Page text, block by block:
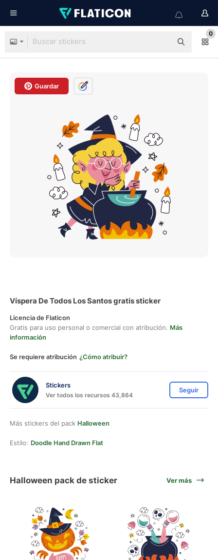
0
Guardar
Víspera De Todos Los Santos gratis sticker
Licencia de Flaticon
Gratis para uso personal o comercial con atribución. Más
información
Se requiere atribución ¿Cómo atribuir?
Stickers
Ver todos los recursos 43,864
Seguir
Más stickers del pack Halloween
Estilo: Doodle Hand Drawn Flat
Halloween pack de sticker Ver más